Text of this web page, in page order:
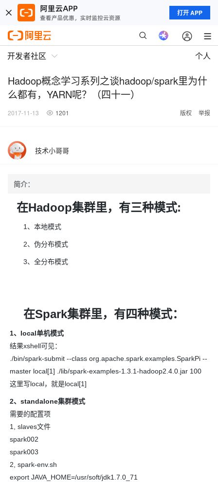
打开 APP
开发者社区 个人
Hadoop概念学习系列之谈hadoop/spark里为什
么都有，YARN呢？（四十一）
2017-11-13 1201 版权 举报
技术小哥哥
简介：
在Hadoop集群里，有三种模式:
1、本地模式
2、伪分布模式
3、全分布模式
在Spark集群里，有四种模式：
1、local单机模式
结果xshell可见：
./bin/spark-submit --class org.apache.spark.examples.SparkPi --
master local[1] ./lib/spark-examples-1.3.1-hadoop2.4.0.jar 100
这里写local，就是local[1]
2、standalone集群模式
需要的配置项
1, slaves文件
spark002
spark003
2, spark-env.sh
export JAVA_HOME=/usr/soft/jdk1.7.0_71